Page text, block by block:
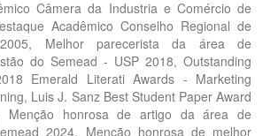
Câmera da Industria e Comércio de
Acadêmico Conselho Regional de
2005, Melhor parecerista da área de
do Semead - USP 2018, Outstanding
Emerald Literati Awards - Marketing
Luis J. Sanz Best Student Paper Award
Menção honrosa de artigo da área de
2024, Menção honrosa de melhor